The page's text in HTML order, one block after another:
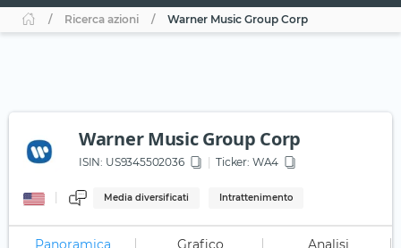
Ricerca azioni Warner Music Group Corp
Warner Music Group Corp
ISIN: US9345502036 Ticker: WA4
Media diversificati Intrattenimento
Panoramica Grafico Analisi